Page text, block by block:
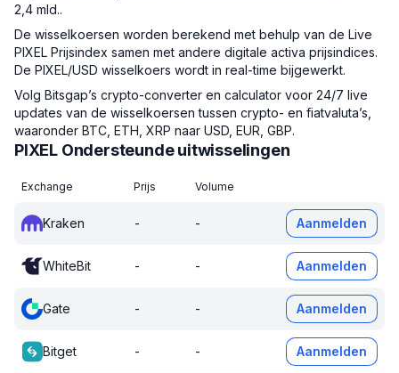
2,4 mld..
De wisselkoersen worden berekend met behulp van de Live
PIXEL Prijsindex samen met andere digitale activa prijsindices.
De PIXEL/USD wisselkoers wordt in real-time bijgewerkt.
Volg Bitsgap’s crypto-converter en calculator voor 24/7 live
updates van de wisselkoersen tussen crypto- en fiatvaluta’s,
waaronder BTC, ETH, XRP naar USD, EUR, GBP.
PIXEL Ondersteunde uitwisselingen
Exchange Prijs Volume
Kraken - - Aanmelden
WhiteBit - - Aanmelden
Gate - - Aanmelden
Bitget - - Aanmelden